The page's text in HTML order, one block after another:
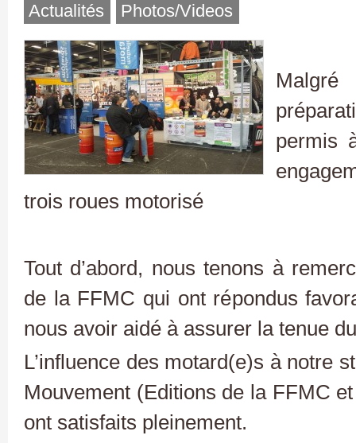
Actualités Photos/Videos
permis
trois roues motorisé
Tout d’abord, nous tenons à
de la FFMC qui ont répondus
nous avoir aidé à assurer la tenue
L’influence des motard(e)s à notre
Mouvement (Editions de la FFMC
ont satisfaits pleinement.